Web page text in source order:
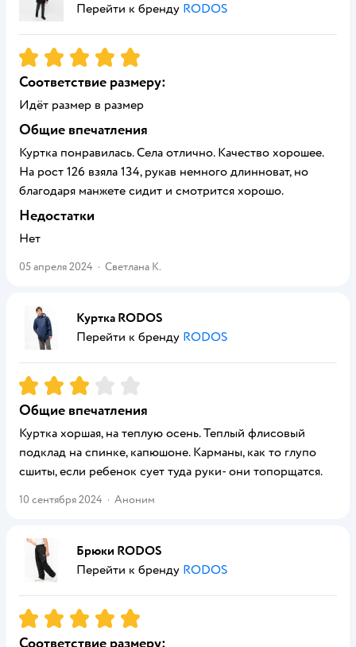
Перейти к бренду RODOS
Рейтинг:5
Соответствие размеру:
Идёт размер в размер
Общие впечатления
Куртка понравилась. Села отлично. Качество хорошее.
На рост 126 взяла 134, рукав немного длинноват, но
благодаря манжете сидит и смотрится хорошо.
Недостатки
Нет
05 апреля 2024 · Светлана К.
Куртка RODOS
Перейти к бренду RODOS
Рейтинг:3
Общие впечатления
Куртка хоршая, на теплую осень. Теплый флисовый
подклад на спинке, капюшоне. Карманы, как то глупо
сшиты, если ребенок сует туда руки- они топорщатся.
10 сентября 2024 · Аноним
Брюки RODOS
Перейти к бренду RODOS
Рейтинг:5